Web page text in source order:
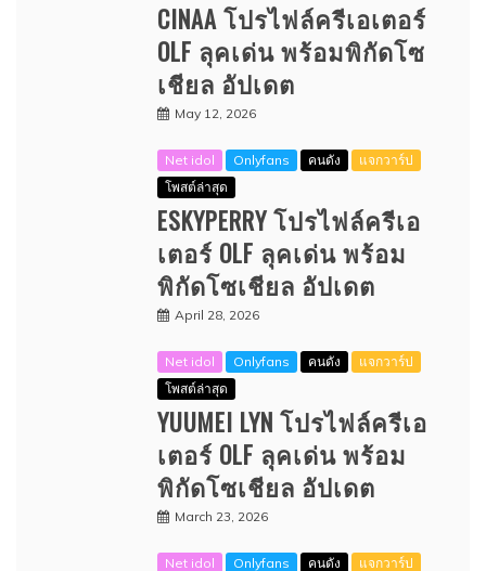
CINAA โปรไฟล์ครีเอเตอร์
OLF ลุคเด่น พร้อมพิกัดโซ
เชียล อัปเดต
May 12, 2026
Net idol Onlyfans คนดัง
แจกวาร์ป
โพสต์ล่าสุด
ESKYPERRY โปรไฟล์ครีเอ
เตอร์ OLF ลุคเด่น พร้อม
พิกัดโซเชียล อัปเดต
April 28, 2026
Net idol Onlyfans คนดัง
แจกวาร์ป
โพสต์ล่าสุด
YUUMEI LYN โปรไฟล์ครีเอ
เตอร์ OLF ลุคเด่น พร้อม
พิกัดโซเชียล อัปเดต
March 23, 2026
Net idol Onlyfans คนดัง แจกวาร์ป